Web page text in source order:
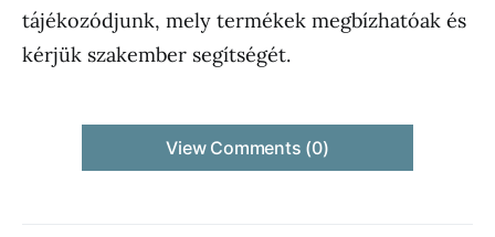
tájékozódjunk, mely termékek megbízhatóak és
kérjük szakember segítségét.
View Comments (0)